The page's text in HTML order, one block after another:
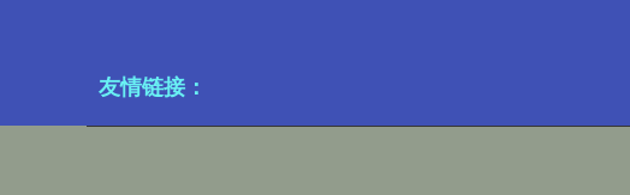
友情链接：